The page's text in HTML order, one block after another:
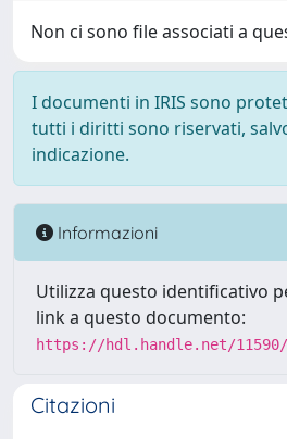
Non ci sono file associati a
I documenti in IRIS sono
tutti i diritti sono riservati,
indicazione.
Informazioni
Utilizza questo identificativo
link a questo documento:
https://hdl.handle.net/11590/
Citazioni